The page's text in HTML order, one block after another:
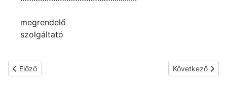
megrendelő
szolgáltató
Előző cikk: Ne a felejtésnek tanuljon gyermeke! Gondolkozzon!
Előző Következő
Következő